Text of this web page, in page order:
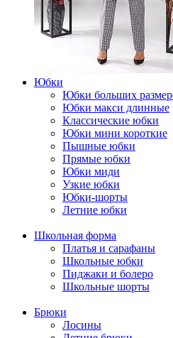
Юбки
Юбки больших
Юбки макси длинные
Классические юбки
Юбки мини короткие
Пышные юбки
Прямые юбки
Юбки миди
Узкие юбки
Юбки-шорты
Летние юбки
Школьная форма
Платья и сарафаны
Школьные юбки
Пиджаки и болеро
Школьные шорты
Брюки
Лосины